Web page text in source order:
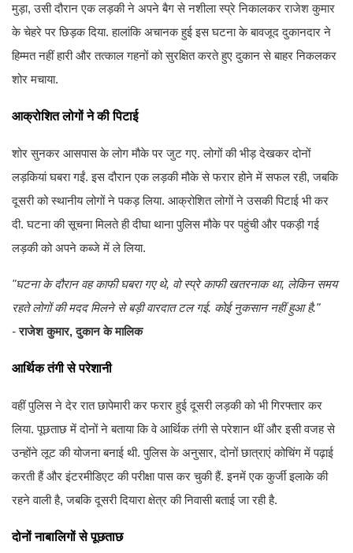
मुड़ा, उसी दौरान एक लड़की ने अपने बैग से नशीला स्प्रे निकालकर राजेश कुमार
के चेहरे पर छिड़क दिया. हालांकि अचानक हुई इस घटना के बावजूद दुकानदार ने
हिम्मत नहीं हारी और तत्काल गहनों को सुरक्षित करते हुए दुकान से बाहर निकलकर
शोर मचाया.
आक्रोशित लोगों ने की पिटाई
शोर सुनकर आसपास के लोग मौके पर जुट गए. लोगों की भीड़ देखकर दोनों
लड़कियां घबरा गईं. इस दौरान एक लड़की मौके से फरार होने में सफल रही, जबकि
दूसरी को स्थानीय लोगों ने पकड़ लिया. आक्रोशित लोगों ने उसकी पिटाई भी कर
दी. घटना की सूचना मिलते ही दीघा थाना पुलिस मौके पर पहुंची और पकड़ी गई
लड़की को अपने कब्जे में ले लिया.
"घटना के दौरान वह काफी घबरा गए थे, वो स्प्रे काफी खतरनाक था, लेकिन समय
रहते लोगों की मदद मिलने से बड़ी वारदात टल गई. कोई नुकसान नहीं हुआ है."
- राजेश कुमार, दुकान के मालिक
आर्थिक तंगी से परेशानी
वहीं पुलिस ने देर रात छापेमारी कर फरार हुई दूसरी लड़की को भी गिरफ्तार कर
लिया. पूछताछ में दोनों ने बताया कि वे आर्थिक तंगी से परेशान थीं और इसी वजह से
उन्होंने लूट की योजना बनाई थी. पुलिस के अनुसार, दोनों छात्राएं कोचिंग में पढ़ाई
करती हैं और इंटरमीडिएट की परीक्षा पास कर चुकी हैं. इनमें एक कुर्जी इलाके की
रहने वाली है, जबकि दूसरी दियारा क्षेत्र की निवासी बताई जा रही है.
दोनों नाबालिगों से पूछताछ